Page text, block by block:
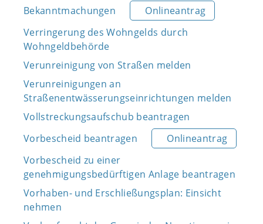
Bekanntmachungen
Onlineantrag
Verringerung des Wohngelds durch
Wohngeldbehörde
Verunreinigung von Straßen melden
Verunreinigungen an
Straßenentwässerungseinrichtungen melden
Vollstreckungsaufschub beantragen
Vorbescheid beantragen
Onlineantrag
Vorbescheid zu einer
genehmigungsbedürftigen Anlage beantragen
Vorhaben- und Erschließungsplan: Einsicht
nehmen